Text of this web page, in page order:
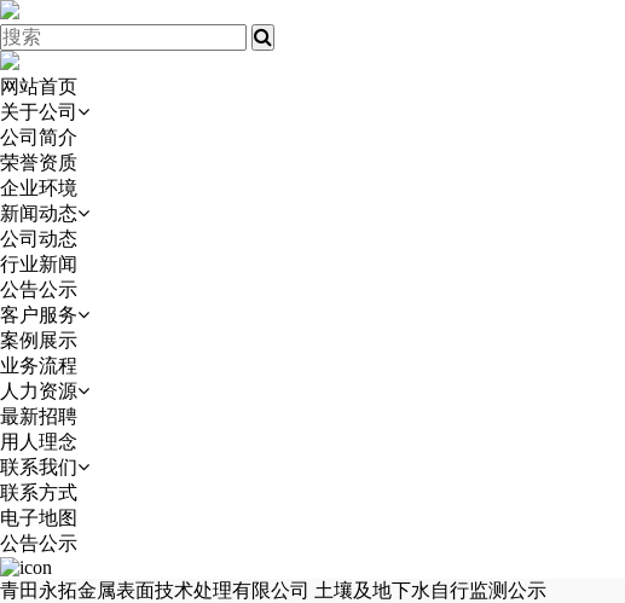
网站首页
关于公司
公司简介
荣誉资质
企业环境
新闻动态
公司动态
行业新闻
公告公示
客户服务
案例展示
业务流程
人力资源
最新招聘
用人理念
联系我们
联系方式
电子地图
公告公示
青田永拓金属表面技术处理有限公司 土壤及地下水自行监测公示